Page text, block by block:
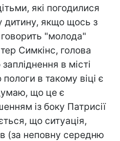
які погодилися
дитину, якщо щось з
"молода"
Симкінс, голова
в місті
в такому віці є
що це є
із боку Патрисії
що ситуація,
(за неповну середню